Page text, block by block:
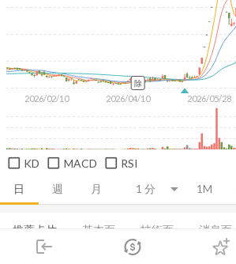
login
市場
日 週 月 1M
2026/02/10 2026/04/10 2026/05/28
除
KD MACD RSI
推薦卡片 基本面 技術面 消息面